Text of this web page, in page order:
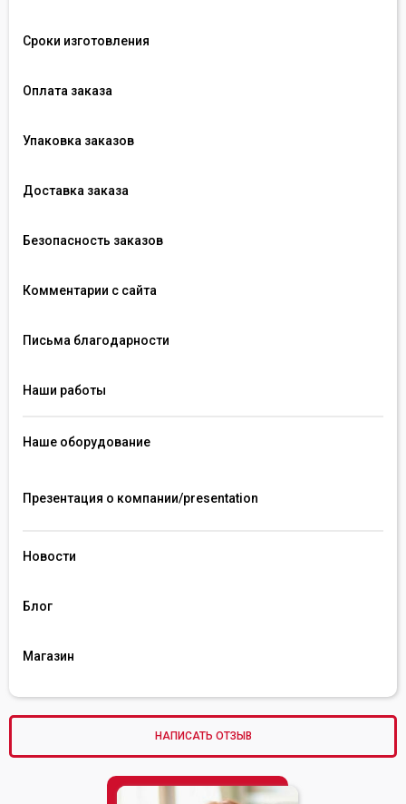
Сроки изготовления
Оплата заказа
Упаковка заказов
Доставка заказа
Безопасность заказов
Комментарии с сайта
Письма благодарности
Наши работы
Наше оборудование
Презентация о компании/presentation
Новости
Блог
Магазин
НАПИСАТЬ ОТЗЫВ